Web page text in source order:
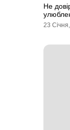
Не
23